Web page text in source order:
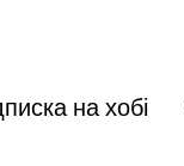
на хобі